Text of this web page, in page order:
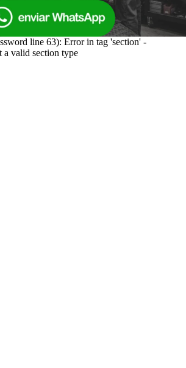
line 63): Error in tag 'section' -
a valid section type